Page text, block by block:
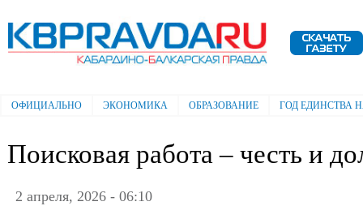
Электронная газета "Кабардино-
Балкарская правда"
Главное меню
ОФИЦИАЛЬНО ЭКОНОМИКА ОБРАЗОВАНИЕ ГОД ЕДИНСТВА
Поисковая работа – честь и
2 апреля, 2026 - 06:10